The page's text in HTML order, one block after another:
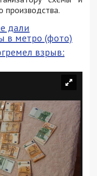
производства.
дали
в метро (фото)
взрыв: